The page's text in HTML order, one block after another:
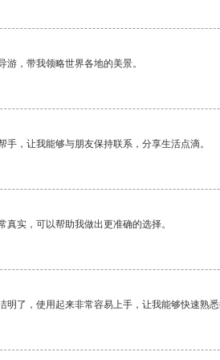
游，带我领略世界各地的美景。
手，让我能够与朋友保持联系，分享生活点滴。
真实，可以帮助我做出更准确的选择。
明了，使用起来非常容易上手，让我能够快速熟